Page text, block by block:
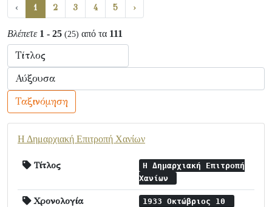
‹ 1 2 3 4 5 ›
Βλέπετε 1 - 25 (25) από τα 111
Ταξινόμηση
Η Δημαρχιακή Επιτροπή Χανίων
Τίτλος
Η Δημαρχιακή Επιτροπή
Χανίων
Χρονολογία 1933 Οκτώβριος 10